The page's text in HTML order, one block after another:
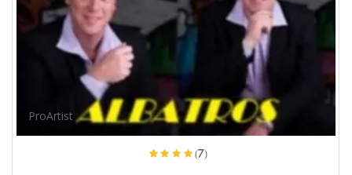
ProArtist
(7)